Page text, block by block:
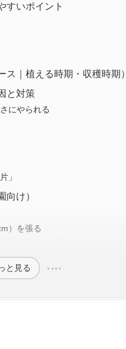
すいポイント
｜植える時期・収穫時期）
と対策
にやられる
」
向け）
）を張る
と見る